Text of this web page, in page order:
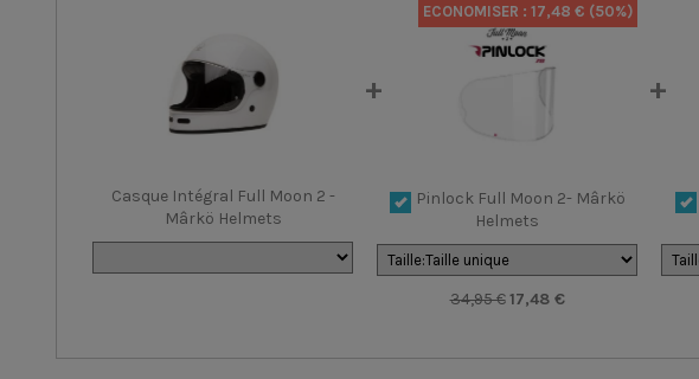
Casque Intégral Full Moon 2 -
Mârkö Helmets
ECONOMISER : 17,48 € (50%)
Pinlock Full Moon 2- Mârkö
Helmets
34,95 € 17,48 €